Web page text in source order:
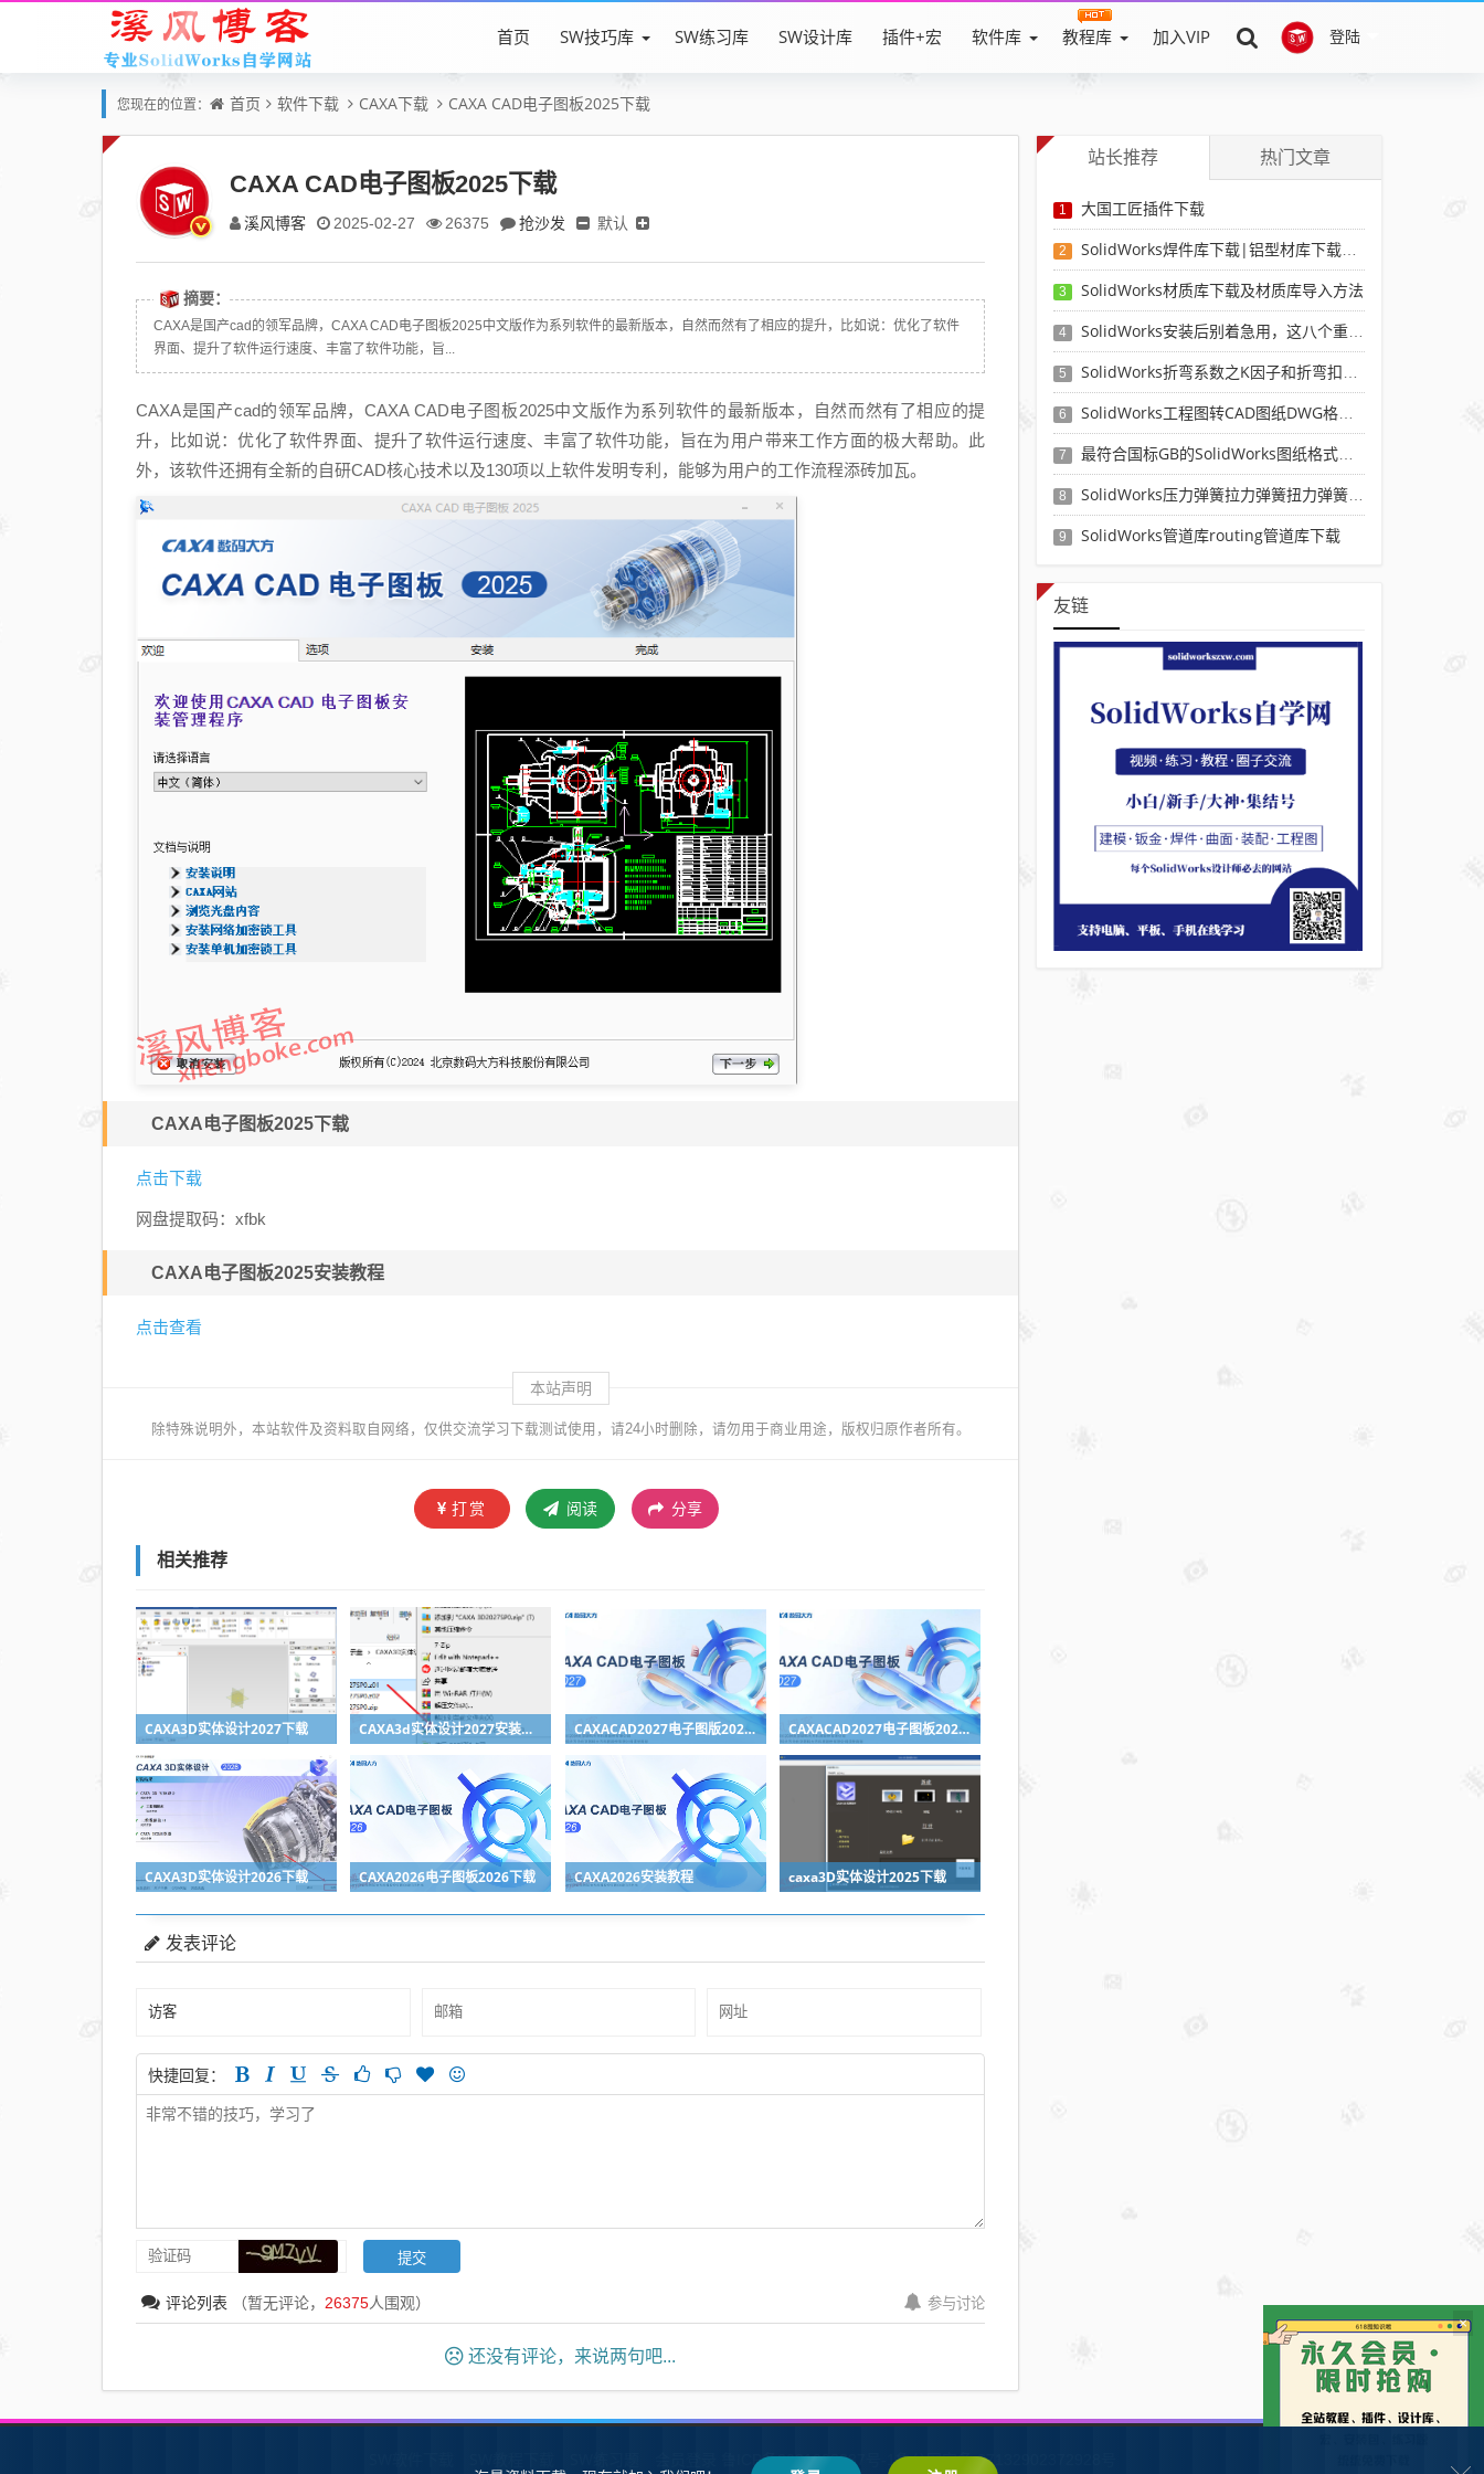
登陆
首页 SW技巧库 SW练习库 SW设计库 插件+宏 软件库 教程库 加入VIP
您现在的位置： 首页 软件下载 CAXA下载 CAXA CAD电子图板2025下载
CAXA CAD电子图板2025下载
溪风博客 2025-02-27 26375 抢沙发 默认
摘要：
CAXA是国产cad的领军品牌，CAXA CAD电子图板2025中文版作为系列软件的最新版本，自然而然有了相应的提升，比如说：优化了软件
界面、提升了软件运行速度、丰富了软件功能，旨...
CAXA是国产cad的领军品牌，CAXA CAD电子图板2025中文版作为系列软件的最新版本，自然而然有了相应的提
升，比如说：优化了软件界面、提升了软件运行速度、丰富了软件功能，旨在为用户带来工作方面的极大帮助。此
外，该软件还拥有全新的自研CAD核心技术以及130项以上软件发明专利，能够为用户的工作流程添砖加瓦。
CAXA电子图板2025下载
点击下载
网盘提取码：xfbk
CAXA电子图板2025安装教程
点击查看
本站声明
除特殊说明外，本站软件及资料取自网络，仅供交流学习下载测试使用，请24小时删除，请勿用于商业用途，版权归原作者所有。
打赏 阅读 分享
相关推荐
CAXA3D实体设计2027下载 CAXA3d实体设计2027安装教程 CAXACAD2027电子图版2027下载 CAXACAD2027电子图板2027安装教程（附下载地址）
CAXA3D实体设计2026下载 CAXA2026电子图板2026下载 CAXA2026安装教程 caxa3D实体设计2025下载
发表评论
快捷回复：
评论列表 （暂无评论， 26375人围观） 参与讨论
还没有评论，来说两句吧...
站长推荐 热门文章
1 大国工匠插件下载
2 SolidWorks焊件库下载|铝型材库下载|附sw焊件库添加配置使用教程
3 SolidWorks材质库下载及材质库导入方法
4 SolidWorks安装后别着急用，这八个重要SolidWorks设置可以提高你的画图效率
5 SolidWorks折弯系数之K因子和折弯扣除表-溪风推荐
6 SolidWorks工程图转CAD图纸DWG格式映射文件无乱码可分层-溪风亲测推荐
7 最符合国标GB的SolidWorks图纸格式和图纸模板下载-溪风专用版
8 SolidWorks压力弹簧拉力弹簧扭力弹簧涡卷弹簧自动生成宏程序下载
9 SolidWorks管道库routing管道库下载
友链
鲁ICP备2021002287号-1鲁公网安备 37132902372928号
×